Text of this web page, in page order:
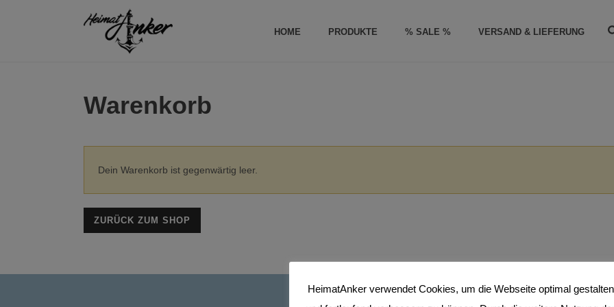
HOME PRODUKTE % SALE % VERSAND & LIEFERUNG
Warenkorb
Dein Warenkorb ist gegenwärtig leer.
ZURÜCK ZUM SHOP
HeimatAnker verwendet Cookies, um die Webseite optimal gestalten